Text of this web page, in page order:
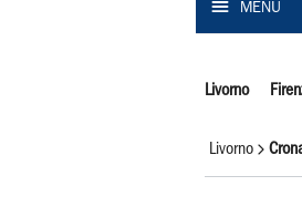
MENU
Livorno
Livorno